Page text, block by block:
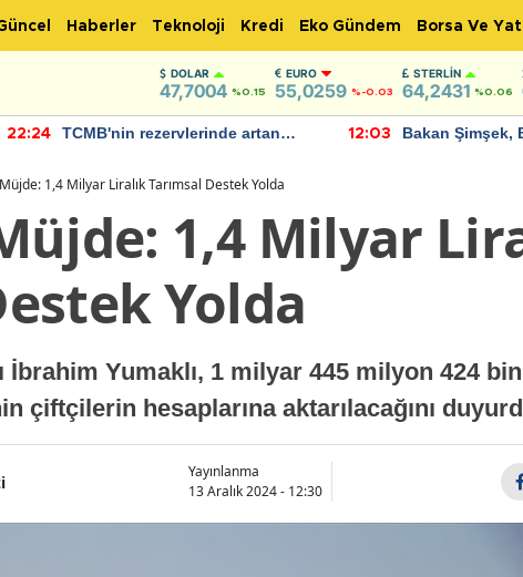
Haberler Teknoloji Kredi Eko Gündem Borsa Ve
DOLAR
47,7004 %0.15
EURO
55,0259 %-0.03
STERLIN
64,2431 %0.06
22:24
TCMB'nin rezervlerinde artan
12:03
Bakan Şimşek,
1,4 Milyar Liralık Tarımsal Destek Yolda
1,4 Milyar
Yolda
İbrahim Yumaklı, 1 milyar 445 milyon 424
çiftçilerin hesaplarına aktarılacağını
Yayınlanma
13 Aralık 2024 - 12:30